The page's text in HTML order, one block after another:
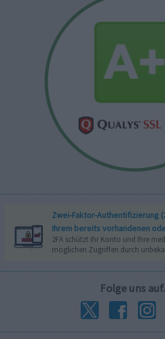
Zwei-Faktor-Authentifizierung
Ihrem bereits vorhandenen
2FA schützt Ihr Konto und Ihre
möglichen Zugriffen durch
Folge uns